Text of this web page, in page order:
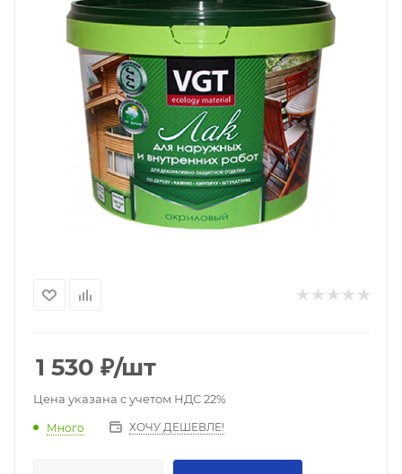
1 530 ₽/шт
Цена указана с учетом НДС 22%
Много ХОЧУ ДЕШЕВЛЕ!